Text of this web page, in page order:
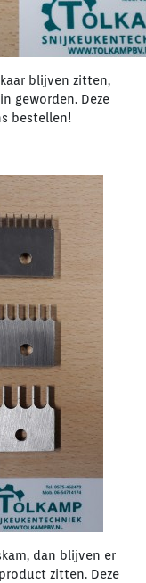
blijven zitten,
geworden. Deze
bestellen!
dan blijven er
zitten. Deze